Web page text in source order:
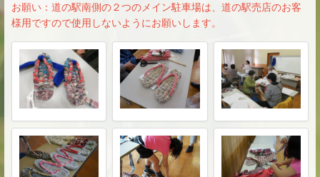
お願い：道の駅南側の２つのメイン駐車場は、道の駅売店のお客
様用ですので使用しないようにお願いします。